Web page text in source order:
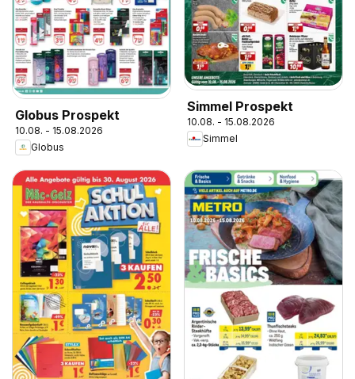
Globus Prospekt
10.08. - 15.08.2026
Globus
Simmel Prospekt
10.08. - 15.08.2026
Simmel